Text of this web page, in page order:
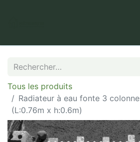
Tous les produits
Radiateur à eau fonte 3
(L:0.76m x h:0.6m)